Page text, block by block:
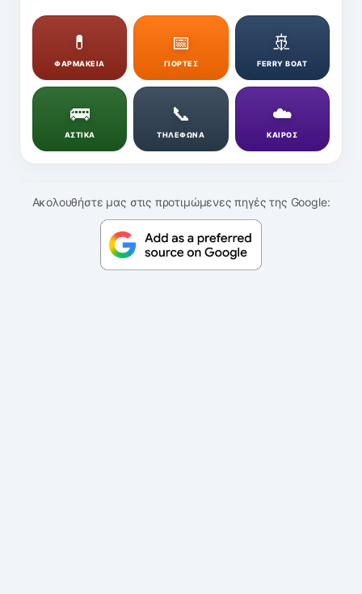
💊
ΦΑΡΜΑΚΕΙΑ
📅
ΓΙΟΡΤΕΣ
🚢
FERRY BOAT
🚌
ΑΣΤΙΚΑ
📞
ΤΗΛΕΦΩΝΑ
☁️
ΚΑΙΡΟΣ
Ακολουθήστε μας στις προτιμώμενες πηγές της Google: